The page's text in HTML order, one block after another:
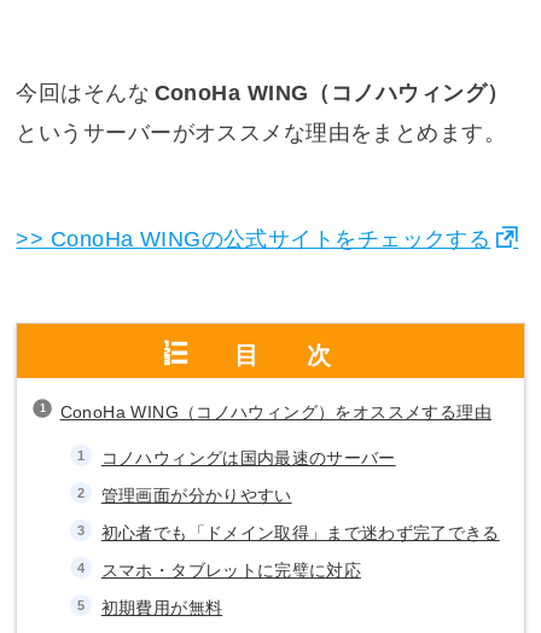
今回はそんな ConoHa WING（コノハウィング）
というサーバーがオススメな理由をまとめます。
>> ConoHa WINGの公式サイトをチェックする
目次
ConoHa WING（コノハウィング）をオススメする理由
コノハウィングは国内最速のサーバー
管理画面が分かりやすい
初心者でも「ドメイン取得」まで迷わず完了できる
スマホ・タブレットに完璧に対応
初期費用が無料